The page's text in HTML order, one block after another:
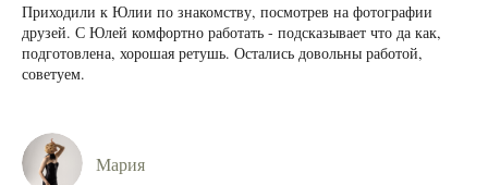
Приходили к Юлии по знакомству, посмотрев на фотографии
друзей. С Юлей комфортно работать - подсказывает что да как,
подготовлена, хорошая ретушь. Остались довольны работой,
советуем.
Мария